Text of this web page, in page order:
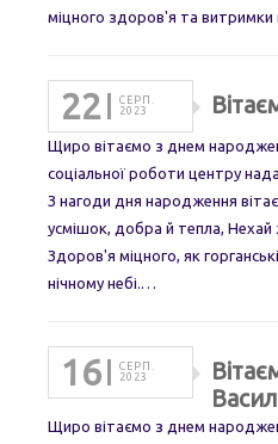
міцного здоров'я та
22
СЕРП.
2023
Щиро вітаємо з днем
соціальної роботи центру
З нагоди дня народження
усмішок, добра й тепла, Нехай
Здоров'я міцного, як
нічному небі.…
16
СЕРП.
2023
Щиро вітаємо з днем